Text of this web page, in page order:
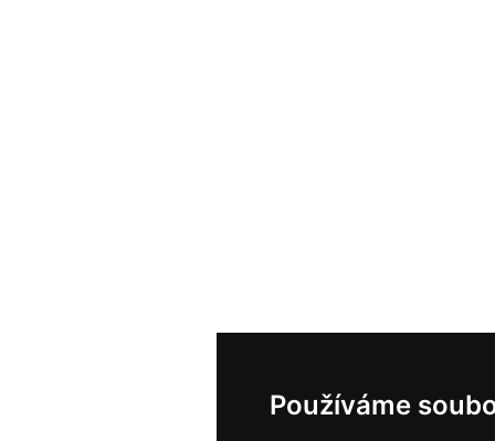
Používáme